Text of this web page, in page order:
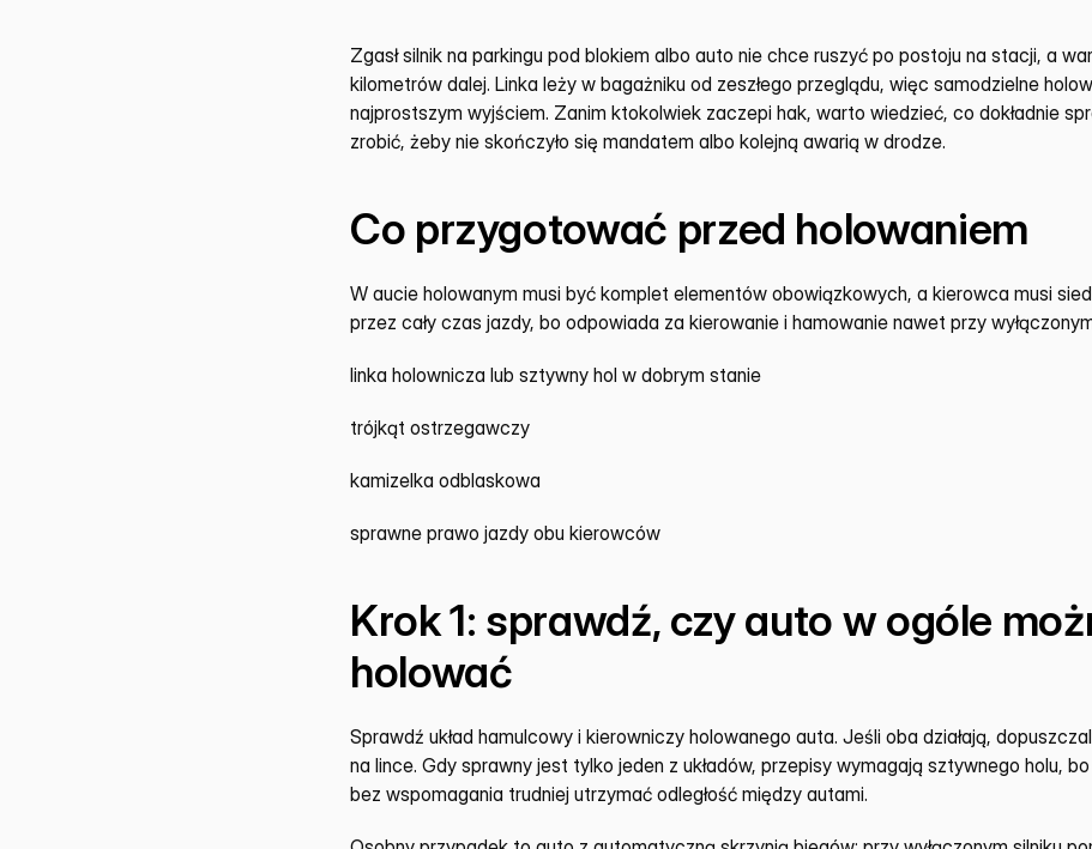
Zgasł silnik na parkingu pod blokiem albo auto nie chce ruszyć po postoju na stacji, a
kilometrów dalej. Linka leży w bagażniku od zeszłego przeglądu, więc samodzielne
najprostszym wyjściem. Zanim ktokolwiek zaczepi hak, warto wiedzieć, co dokładnie
zrobić, żeby nie skończyło się mandatem albo kolejną awarią w drodze.
Co przygotować przed holowaniem
W aucie holowanym musi być komplet elementów obowiązkowych, a kierowca musi
przez cały czas jazdy, bo odpowiada za kierowanie i hamowanie nawet przy
linka holownicza lub sztywny hol w dobrym stanie
trójkąt ostrzegawczy
kamizelka odblaskowa
sprawne prawo jazdy obu kierowców
Krok 1: sprawdź, czy auto w ogóle
holować
Sprawdź układ hamulcowy i kierowniczy holowanego auta. Jeśli oba działają,
na lince. Gdy sprawny jest tylko jeden z układów, przepisy wymagają sztywnego holu,
bez wspomagania trudniej utrzymać odległość między autami.